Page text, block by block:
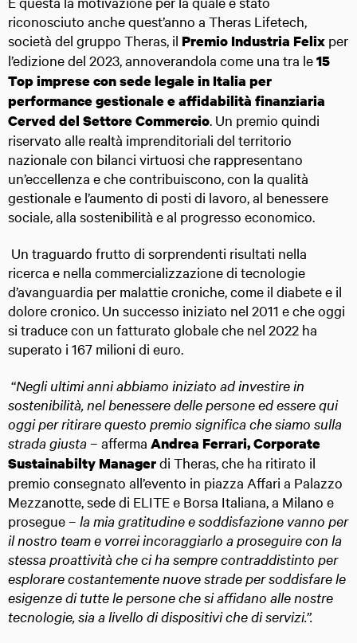
riconosciuto anche quest’anno a Theras Lifetech,
società del gruppo Theras, il Premio Industria Felix per
l’edizione del 2023, annoverandola come una tra le15
Top imprese con sede legale in Italia per
performance gestionale e affidabilità finanziaria
Cerved del Settore Commercio. Un premio quindi
riservato alle realtà imprenditoriali del territorio
nazionale con bilanci virtuosi che rappresentano
un’eccellenza e che contribuiscono, con la qualità
gestionale e l’aumento di posti di lavoro, al benessere
sociale, alla sostenibilità e al progresso economico.
Un traguardo frutto di sorprendenti risultati nella
ricerca e nella commercializzazione di tecnologie
d’avanguardia per malattie croniche, come il diabete e il
dolore cronico. Un successo iniziato nel 2011 e che oggi
si traduce con un fatturato globale che nel 2022 ha
superato i 167 milioni di euro.
“Negli ultimi anni abbiamo iniziato ad investire in
sostenibilità, nel benessere delle persone ed essere qui
oggi per ritirare questo premio significa che siamo sulla
strada giusta– afferma Andrea Ferrari, Corporate
Sustainabilty Managerdi Theras, che ha ritirato il
premio consegnato all’evento in piazza Affari a Palazzo
Mezzanotte, sede di ELITE e Borsa Italiana, a Milano e
prosegue – la mia gratitudine e soddisfazione vanno per
il nostro team e vorrei incoraggiarlo a proseguire con la
stessa proattività che ci ha sempre contraddistinto per
esplorarecostantemente nuove strade per soddisfare le
esigenze di tutte le persone che si affidano alle nostre
tecnologie, sia a livello di dispositivi che di servizi.”.